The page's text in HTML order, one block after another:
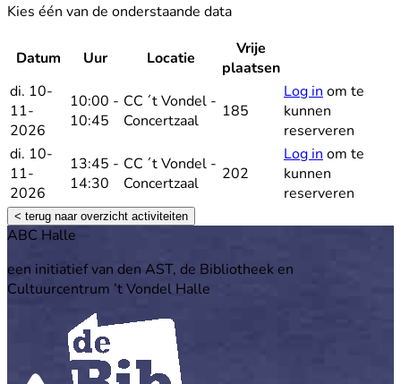
Kies één van de onderstaande data
Datum Uur Locatie
Vrije
plaatsen
di. 10-
11-
2026
10:00 -
10:45
CC ´t Vondel -
Concertzaal
185
Log in om te
kunnen
reserveren
di. 10-
11-
2026
13:45 -
14:30
CC ´t Vondel -
Concertzaal
202
Log in om te
kunnen
reserveren
< terug naar overzicht activiteiten
Footer
ABC Halle
een initiatief van den AST, de Bibliotheek en
Cultuurcentrum ’t Vondel Halle